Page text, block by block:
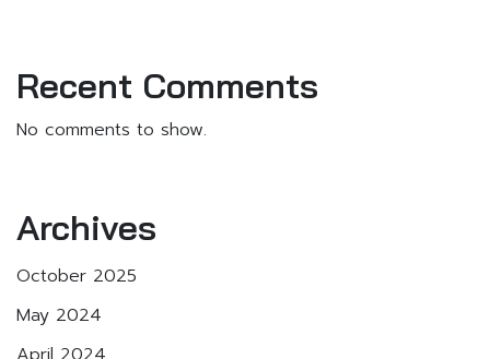
Recent Comments
No comments to show.
Archives
October 2025
May 2024